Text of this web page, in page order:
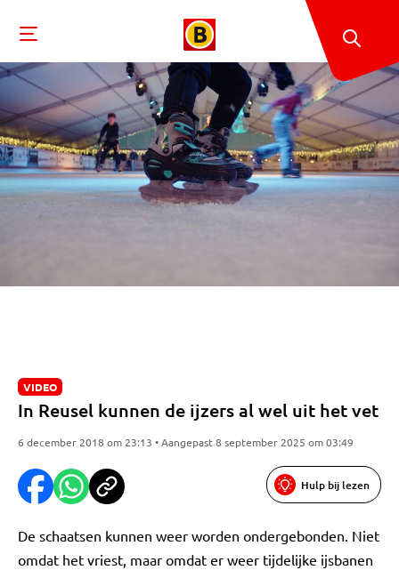
VIDEO
In Reusel kunnen de ijzers al wel uit het vet
6 december 2018 om 23:13 • Aangepast 8 september 2025 om 03:49
Hulp bij lezen
De schaatsen kunnen weer worden ondergebonden. Niet
omdat het vriest, maar omdat er weer tijdelijke ijsbanen